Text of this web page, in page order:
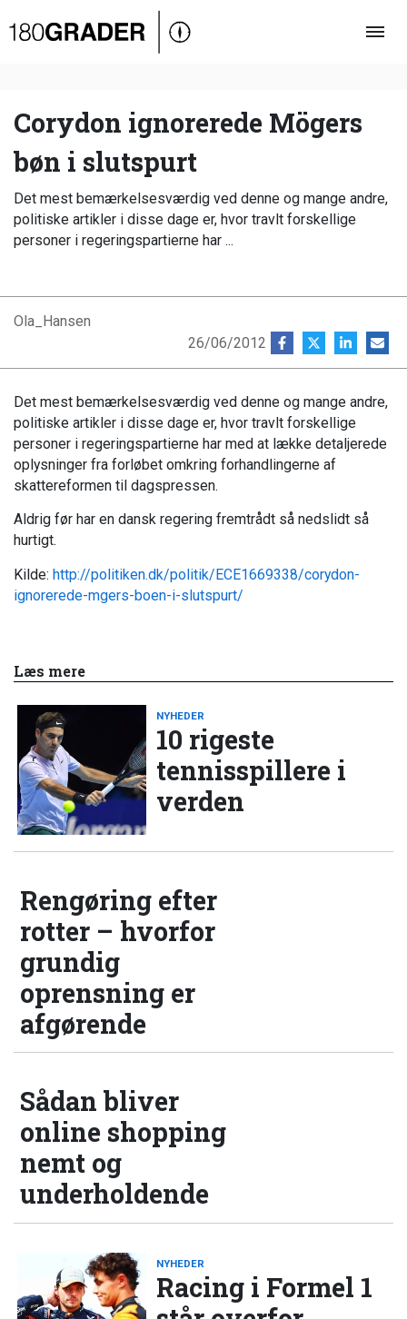
Oversigt
Debat
Video
Podcast
Corydon ignorerede Mögers
bøn i slutspurt
Det mest bemærkelsesværdig ved denne og mange andre,
politiske artikler i disse dage er, hvor travlt forskellige
personer i regeringspartierne har ...
Ola_Hansen
26/06/2012
Det mest bemærkelsesværdig ved denne og mange andre,
politiske artikler i disse dage er, hvor travlt forskellige
personer i regeringspartierne har med at lække detaljerede
oplysninger fra forløbet omkring forhandlingerne af
skattereformen til dagspressen.
Aldrig før har en dansk regering fremtrådt så nedslidt så
hurtigt.
Kilde: http://politiken.dk/politik/ECE1669338/corydon-
ignorerede-mgers-boen-i-slutspurt/
Læs mere
NYHEDER
10 rigeste
tennisspillere i
verden
Rengøring efter
rotter – hvorfor
grundig
oprensning er
afgørende
Sådan bliver
online shopping
nemt og
underholdende
NYHEDER
Racing i Formel 1